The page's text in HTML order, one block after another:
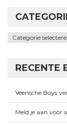
Categorieën
RECENTE
Veensche Boys
Meld je aan voor